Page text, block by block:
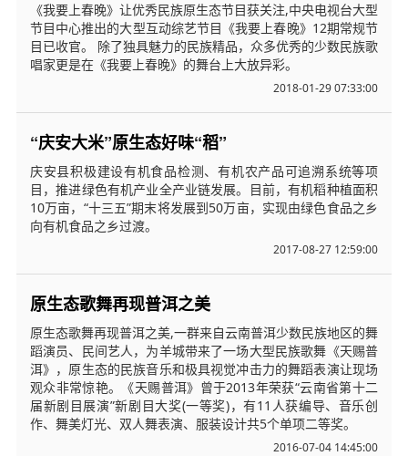
《我要上春晚》让优秀民族原生态节目获关注,中央电视台大型
节目中心推出的大型互动综艺节目《我要上春晚》12期常规节
目已收官。 除了独具魅力的民族精品，众多优秀的少数民族歌
唱家更是在《我要上春晚》的舞台上大放异彩。
2018-01-29 07:33:00
“庆安大米”原生态好味“稻”
庆安县积极建设有机食品检测、有机农产品可追溯系统等项
目，推进绿色有机产业全产业链发展。目前，有机稻种植面积
10万亩，“十三五”期末将发展到50万亩，实现由绿色食品之乡
向有机食品之乡过渡。
2017-08-27 12:59:00
原生态歌舞再现普洱之美
原生态歌舞再现普洱之美,一群来自云南普洱少数民族地区的舞
蹈演员、民间艺人，为羊城带来了一场大型民族歌舞《天赐普
洱》，原生态的民族音乐和极具视觉冲击力的舞蹈表演让现场
观众非常惊艳。《天赐普洱》曾于2013年荣获“云南省第十二
届新剧目展演”新剧目大奖(一等奖)，有11人获编导、音乐创
作、舞美灯光、双人舞表演、服装设计共5个单项二等奖。
2016-07-04 14:45:00